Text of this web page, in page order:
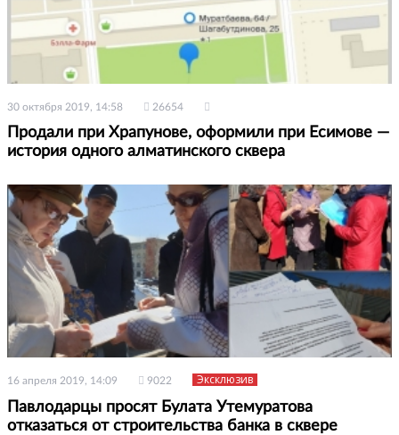
30 октября 2019, 14:58 26654
Продали при Храпунове, оформили при Есимове —
история одного алматинского сквера
16 апреля 2019, 14:09 9022 Эксклюзив
Павлодарцы просят Булата Утемуратова
отказаться от строительства банка в сквере